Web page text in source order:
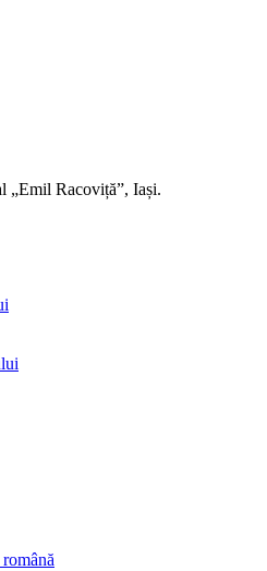
„Emil Racoviță”, Iași.